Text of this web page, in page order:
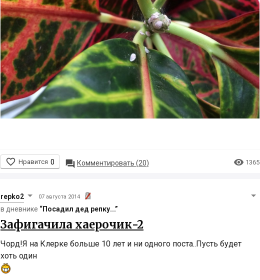
 Нравится 0  Комментировать (20)  1365
repko2 07 августа 2014
в дневнике “Посадил дед репку...”
Зафигачила хаерочик-2
Чорд!Я на Клерке больше 10 лет и ни одного поста..Пусть будет
хоть один